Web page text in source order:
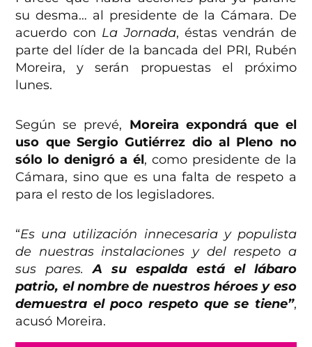
su desma… al presidente de la Cámara. De
acuerdo con La Jornada, éstas vendrán de
parte del líder de la bancada del PRI, Rubén
Moreira, y serán propuestas el próximo
lunes.
Según se prevé, Moreira expondrá que el
uso que Sergio Gutiérrez dio al Pleno no
sólo lo denigró a él, como presidente de la
Cámara, sino que es una falta de respeto a
para el resto de los legisladores.
“Es una utilización innecesaria y populista
de nuestras instalaciones y del respeto a
sus pares.A su espalda está el lábaro
patrio, el nombre de nuestros héroes y eso
demuestra el poco respeto que se tiene”,
acusó Moreira.